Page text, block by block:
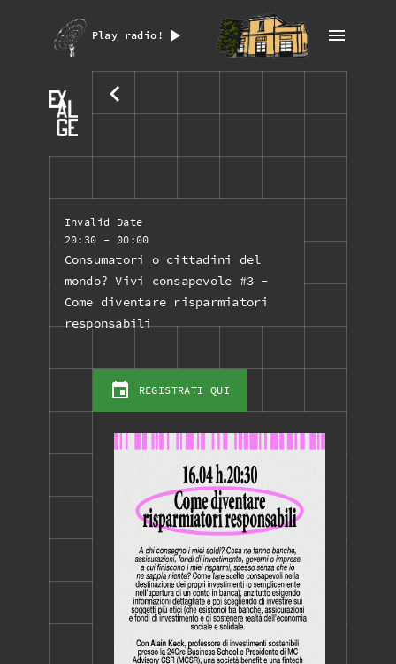
Play radio!
Invalid Date
20:30 - 00:00
Consumatori o cittadini del
mondo? Vivi consapevole #3 -
Come diventare risparmiatori
responsabili
REGISTRATI QUI